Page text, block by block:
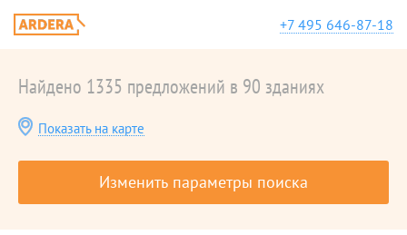
+7 495 646-87-18
Найдено 1335 предложений в 90 зданиях
Показать на карте
Изменить параметры поиска